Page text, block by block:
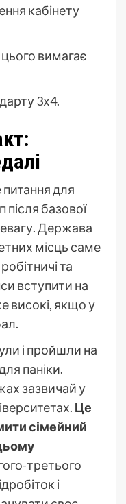
кабінету
вимагає
3х4.
для
після базової
Держава
місць саме
та
вступити на
високі, якщо у
і пройшли на
паніки.
зазвичай у
Це
сімейний
третього
і